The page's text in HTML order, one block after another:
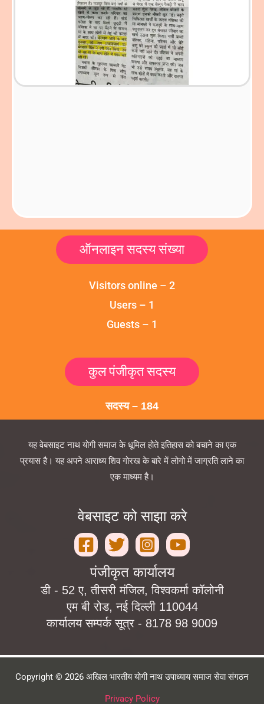
ऑनलाइन सदस्य संख्या
Visitors online – 2
Users – 1
Guests – 1
कुल पंजीकृत सदस्य
सदस्य – 184
यह वेबसाइट नाथ योगी समाज के धूमिल होते इतिहास को बचाने का एक
प्रयास है। यह अपने आराध्य शिव गोरख के बारे में लोगो में जाग्रति लाने का
एक माध्यम है।
वेबसाइट को साझा करे
पंजीकृत कार्यालय
डी - 52 ए, तीसरी मंजिल, विश्वकर्मा कॉलोनी
एम बी रोड, नई दिल्ली 110044
कार्यालय सम्पर्क सूत्र - 8178 98 9009
Copyright © 2026 अखिल भारतीय योगी नाथ उपाध्याय समाज सेवा संगठन
Privacy Policy